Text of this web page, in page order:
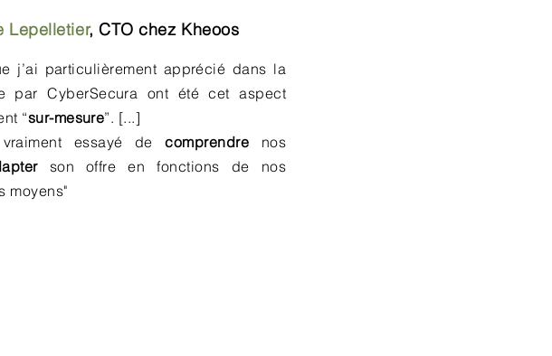
Lepelletier,CTO chez Kheoos
j’ai particulièrement apprécié dans la
par CyberSecura ont été cet aspect
“sur-mesure”. [...]
vraiment essayé decomprendre nos
son offre en fonctions de nos
moyens"